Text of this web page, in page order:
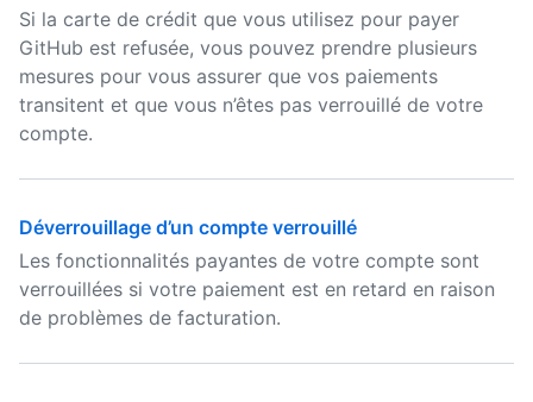
Si la carte de crédit que vous utilisez pour payer
GitHub est refusée, vous pouvez prendre plusieurs
mesures pour vous assurer que vos paiements
transitent et que vous n’êtes pas verrouillé de votre
compte.
Déverrouillage d’un compte verrouillé
Les fonctionnalités payantes de votre compte sont
verrouillées si votre paiement est en retard en raison
de problèmes de facturation.